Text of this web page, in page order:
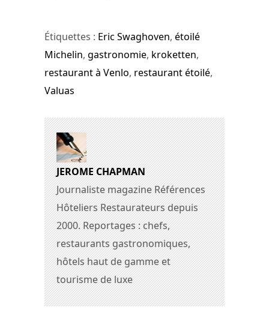
Étiquettes : Eric Swaghoven, étoilé
Michelin, gastronomie, kroketten,
restaurant à Venlo, restaurant étoilé,
Valuas
JEROME CHAPMAN
Journaliste magazine Références
Hôteliers Restaurateurs depuis
2000. Reportages : chefs,
restaurants gastronomiques,
hôtels haut de gamme et
tourisme de luxe